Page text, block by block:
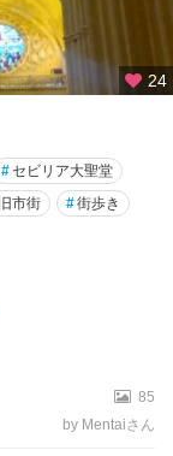
24
#セビリア大聖堂
旧市街 #街歩き
85
by Mentaiさん